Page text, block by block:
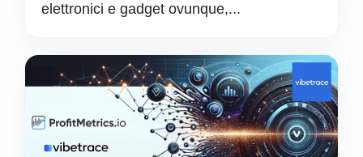
elettronici e gadget ovunque,...